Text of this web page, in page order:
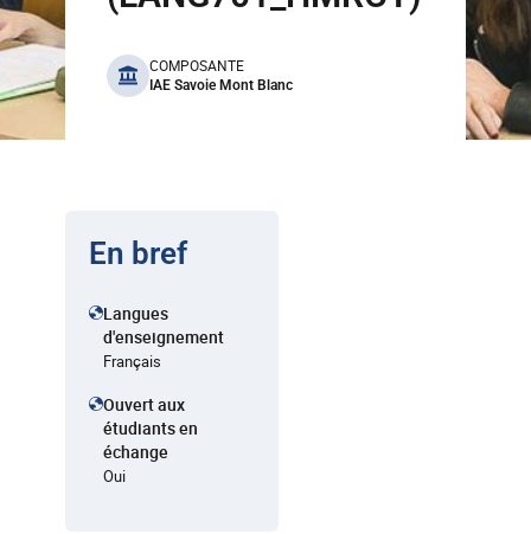
benefits
COMPOSANTE
IAE Savoie Mont Blanc
En bref
Langues
d'enseignement
Français
Ouvert aux
étudiants en
échange
Oui